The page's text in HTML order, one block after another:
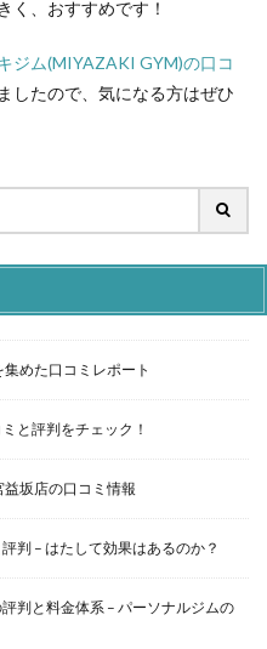
く、おすすめです！
ジム(MIYAZAKI GYM)の口コ
したので、気になる方はぜひ
めた口コミレポート
と評判をチェック！
坂店の口コミ情報
判 – はたして効果はあるのか？
判と料金体系 – パーソナルジムの